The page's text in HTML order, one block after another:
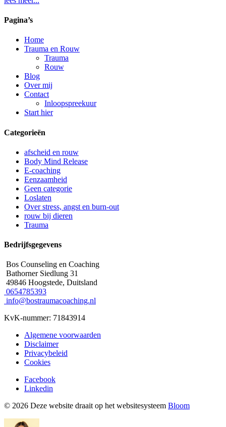
Pagina’s
Home
Trauma en Rouw
Trauma
Rouw
Blog
Over mij
Contact
Inloopspreekuur
Start hier
Categorieën
afscheid en rouw
Body Mind Release
E-coaching
Eenzaamheid
Geen categorie
Loslaten
Over stress, angst en burn-out
rouw bij dieren
Trauma
Bedrijfsgegevens
Bos Counseling en Coaching
Bathorner Siedlung 31
49846 Hoogstede, Duitsland
0654785393
info@bostraumacoaching.nl
KvK-nummer: 71843914
Algemene voorwaarden
Disclaimer
Privacybeleid
Cookies
Facebook
Linkedin
© 2026 Deze website draait op het websitesysteem Bloom